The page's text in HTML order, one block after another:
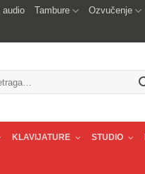
audio Tambure Ozvučenje
KLAVIJATURE STUDIO